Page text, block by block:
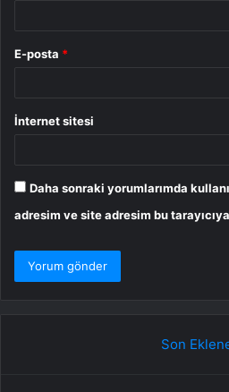
E-posta *
İnternet sitesi
Daha sonraki yorumlarımda
adresim ve site adresim bu
Son